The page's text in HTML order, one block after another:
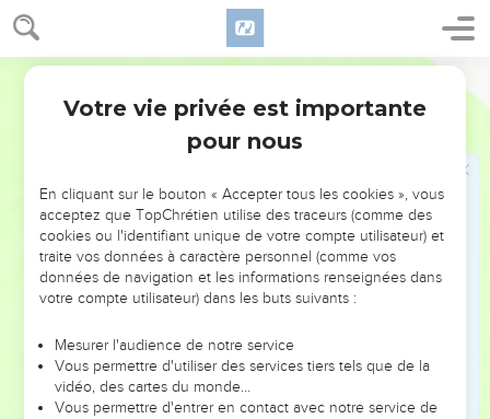
Proverbes 14
26 Celui qui craint l'Eternel possède un puissant appui, et ses
enfants ont un refuge auprès de lui.
27
détourner des pièges de la mort.
Quand le peuple est nombreux, c'est un honneur pour le
Celui qui est lent à la colère fait preuve d'une grande
intelligence, tandis que celui qui s’énerve facilement
proclame sa folie.
Un cœur paisible est la vie du corps, tandis que l'envie est
Exploiter le faible, c'est insulter son créateur, mais faire
grâce au pauvre, c'est l'honorer.
Le méchant est renversé par sa méchanceté, tandis que le
Votre vie privée est importante
pour nous
En cliquant sur le bouton « Accepter tous les cookies », vous
acceptez que TopChrétien utilise des traceurs (comme des
cookies ou l'identifiant unique de votre compte utilisateur) et
traite vos données à caractère personnel (comme vos
données de navigation et les informations renseignées dans
votre compte utilisateur) dans les buts suivants :
Mesurer l'audience de notre service
Vous permettre d'utiliser des services tiers tels que de la
vidéo, des cartes du monde…
Vous permettre d'entrer en contact avec notre service de